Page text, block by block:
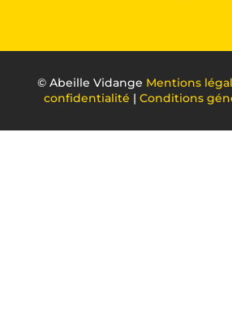
©Abeille Vidange Mentions
confidentialité |Conditions